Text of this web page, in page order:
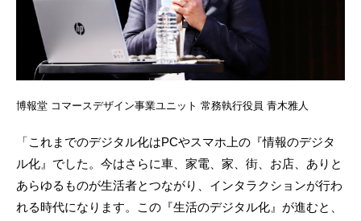
博報堂 コマースデザイン事業ユニット 常務執行役員 青木雅人
「これまでのデジタル化はPCやスマホ上の『情報のデジタ
ル化』でした。今はさらに車、家電、家、街、お店、ありと
あらゆるものが生活者とつながり、インタラクションが行わ
れる時代になります。この『生活のデジタル化』が進むと、